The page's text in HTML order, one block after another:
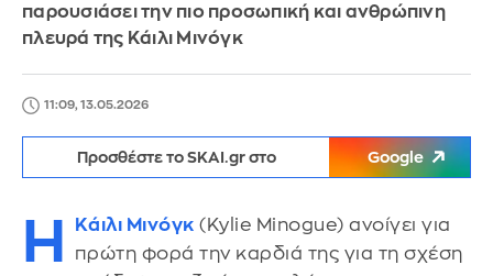
παρουσιάσει την πιο προσωπική και ανθρώπινη
πλευρά της Κάιλι Μινόγκ
11:09, 13.05.2026
Προσθέστε το SKAI.gr στο Google
Η Κάιλι Μινόγκ (Kylie Minogue) ανοίγει για
πρώτη φορά την καρδιά της για τη σχέση